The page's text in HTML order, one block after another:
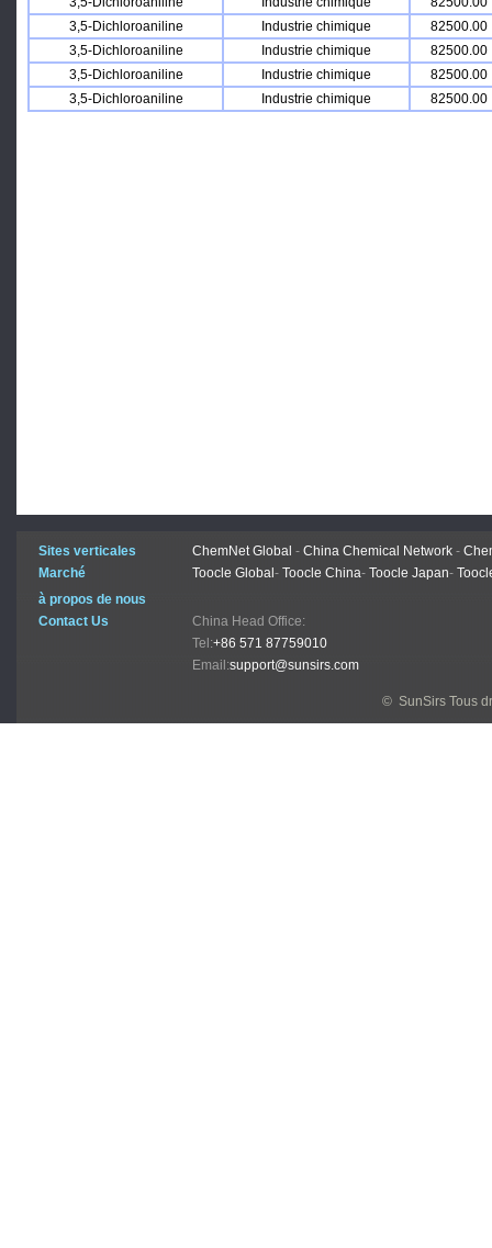
3,5-Dichloroaniline
Industrie chimique
82500.00
3,5-Dichloroaniline
Industrie chimique
82500.00
3,5-Dichloroaniline
Industrie chimique
82500.00
3,5-Dichloroaniline
Industrie chimique 82500.00
Sites verticales ChemNet Global - China Chemical Network -
Marché
Toocle Global - Toocle China- Toocle Japan-
à propos de nous
Contact Us
China Head Office:
Tel:+86 571 87759010
Email:support@sunsirs.com
© SunSirs Tous